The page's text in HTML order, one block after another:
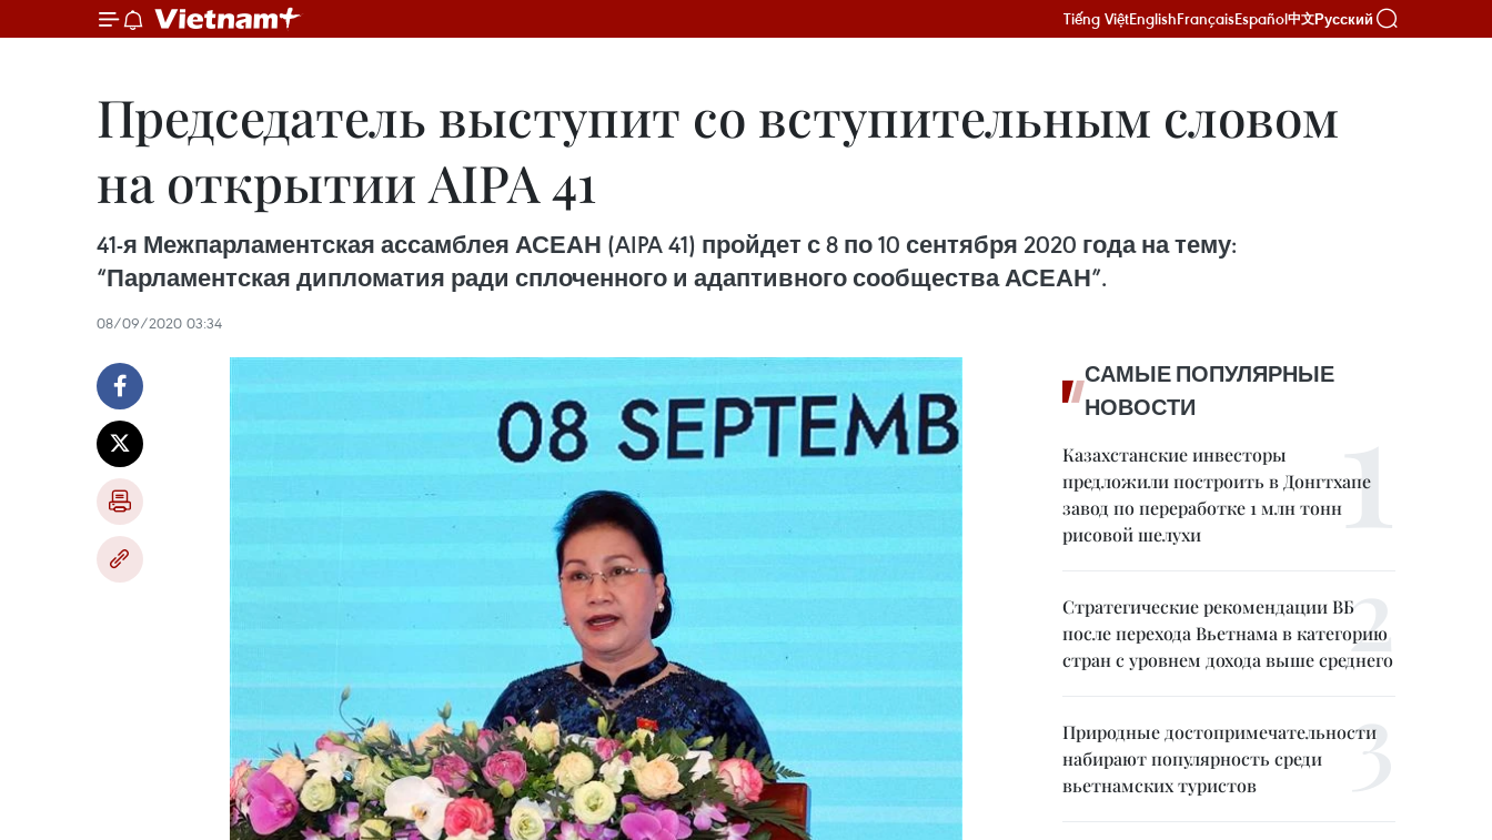
Tiếng ViệtEnglishFrançaisEspañol中文Русский
Председатель выступит со вступительным словом
на открытии AIPA 41
41-я Межпарламентская ассамблея АСЕАН (AIPA 41) пройдет с 8 по 10 сентября 2020 года на тему:
“Парламентская дипломатия ради сплоченного и адаптивного сообщества АСЕАН”.
08/09/2020 03:34
САМЫЕ ПОПУЛЯРНЫЕ
НОВОСТИ
Казахстанские инвесторы
предложили построить в Донгтхапе
завод по переработке 1 млн тонн
рисовой шелухи
Стратегические рекомендации ВБ
после перехода Вьетнама в категорию
стран с уровнем дохода выше среднего
Природные достопримечательности
набирают популярность среди
вьетнамских туристов